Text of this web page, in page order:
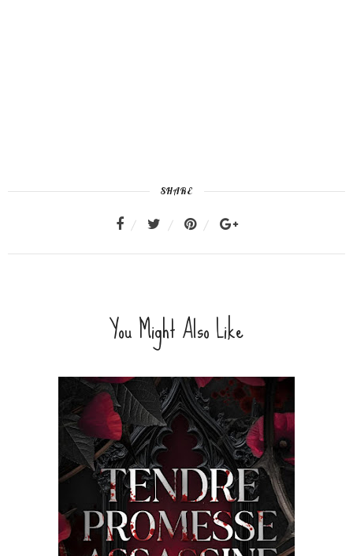
SHARE
You Might Also Like